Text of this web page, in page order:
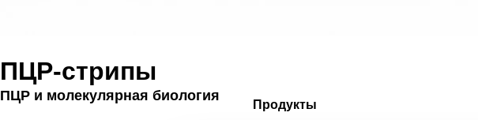
ПЦР-стрипы
ПЦР и молекулярная биология
Продукты